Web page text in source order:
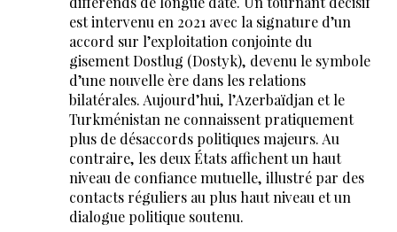
est intervenu en 2021 avec la signature d’un
accord sur l’exploitation conjointe du
gisement Dostlug (Dostyk), devenu le symbole
d’une nouvelle ère dans les relations
bilatérales. Aujourd’hui, l’Azerbaïdjan et le
Turkménistan ne connaissent pratiquement
plus de désaccords politiques majeurs. Au
contraire, les deux États affichent un haut
niveau de confiance mutuelle, illustré par des
contacts réguliers au plus haut niveau et un
dialogue politique soutenu.